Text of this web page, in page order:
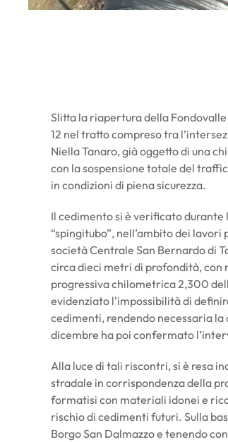
Slitta la riapertura della
12 nel tratto compreso tra
Niella Tanaro, già oggetto di una
con la sospensione totale del
in condizioni di piena sicurezza.
Il cedimento si è verificato
“spingitubo”, nell’ambito dei
società Centrale San Bernardo di
circa dieci metri di profondità, con
progressiva chilometrica 2,300
evidenziato l’impossibilità di
cedimenti, rendendo necessaria la
dicembre ha poi confermato
Alla luce di tali riscontri, si è resa
stradale in corrispondenza della
formatisi con materiali idonei e
rischio di cedimenti futuri. Sulla
Borgo San Dalmazzo e tenendo